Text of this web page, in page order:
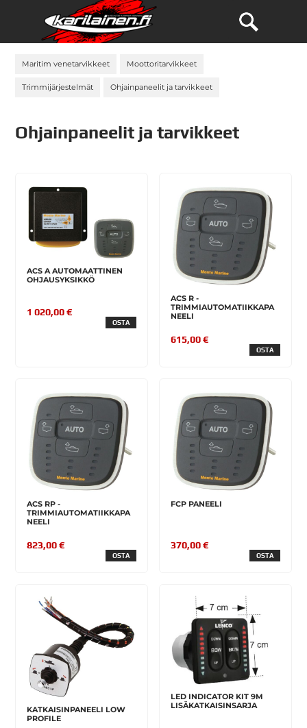
Maritim venetarvikkeet Moottoritarvikkeet
Trimmijärjestelmät Ohjainpaneelit ja tarvikkeet
Ohjainpaneelit ja tarvikkeet
ACS A AUTOMAATTINEN
OHJAUSYKSIKKÖ
1 020,00 €
OSTA
ACS R -
TRIMMIAUTOMATIIKKAPA
NEELI
615,00 €
OSTA
ACS RP -
TRIMMIAUTOMATIIKKAPA
NEELI
823,00 €
OSTA
FCP PANEELI
370,00 €
OSTA
KATKAISINPANEELI LOW
PROFILE
LED INDICATOR KIT 9M
LISÄKATKAISINSARJA